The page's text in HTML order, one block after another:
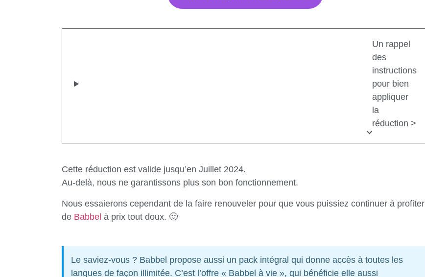
Un rappel
des
instructions
pour bien
appliquer
la
réduction >
Cette réduction est valide jusqu’en Juillet 2024.
Au-delà, nous ne garantissons plus son bon fonctionnement.
Nous essaierons cependant de la faire renouveler pour que vous puissiez continuer à profiter
de Babbel à prix tout doux. 🙂
Le saviez-vous ? Babbel propose aussi un pack intégral qui donne accès à toutes les
langues de façon illimitée. C’est l’offre « Babbel à vie », qui bénéficie elle aussi